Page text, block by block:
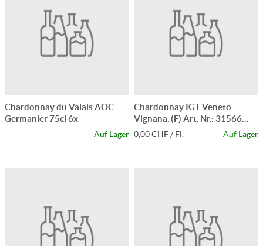
Chardonnay du Valais AOC
Germanier 75cl 6x
Auf Lager
Chardonnay IGT Veneto
Vignana, (F) Art. Nr.: 31566
75cl x6
0,00 CHF / Fl. Auf Lager